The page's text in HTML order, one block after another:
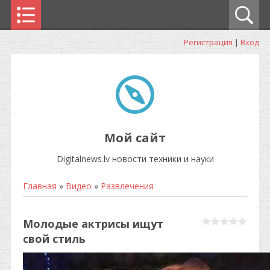
Регистрация | Вход
Мой сайт
Digitalnews.lv новости техники и науки
Главная » Видео » Развлечения
Молодые актрисы ищут
свой стиль